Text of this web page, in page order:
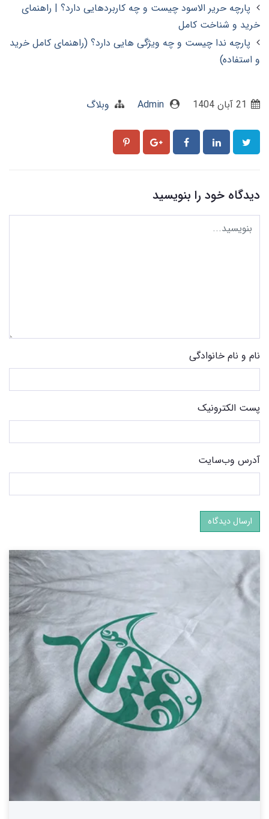
پارچه حریر الاسود چیست و چه کاربردهایی دارد؟ | راهنمای
خرید و شناخت کامل
پارچه ندا چیست و چه ویژگی هایی دارد؟ (راهنمای کامل خرید
و استفاده)
Admin وبلاگ
دیدگاه خود را بنویسید
نام و نام خانوادگی
پست الکترونیک
آدرس وب‌سایت
ارسال دیدگاه